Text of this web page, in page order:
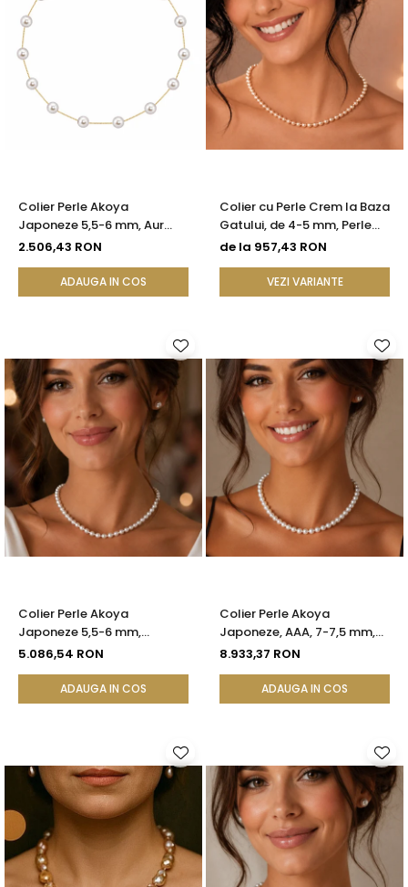
Colier Perle Akoya
Japoneze 5,5-6 mm, Aur
Galben 14K | KASKADDA®
2.506,43 RON
ADAUGA IN COS
Colier cu Perle Crem la Baza
Gatului, de 4-5 mm, Perle
Rare, Calitate AAA+, Aur 14K
de la 957,43 RON
VEZI VARIANTE
Colier Perle Akoya
Japoneze 5,5-6 mm,
Închizătoare Sferică Aur
5.086,54 RON
ADAUGA IN COS
Colier Perle Akoya
Japoneze, AAA, 7-7,5 mm,
Aur Galben 14K | KASKADDA®
8.933,37 RON
ADAUGA IN COS